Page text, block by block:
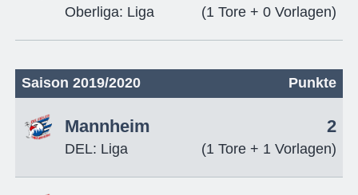
Oberliga: Liga (1 Tore + 0 Vorlagen)
Saison 2019/2020 Punkte
Mannheim
DEL: Liga
2
(1 Tore + 1 Vorlagen)